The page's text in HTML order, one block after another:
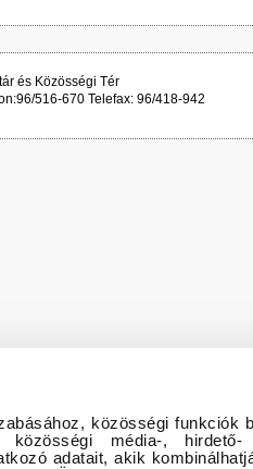
közösségi funkciók
közösségi média-,
adatait, akik
és Közösségi Tér
516-670 Telefax: 96/418-942